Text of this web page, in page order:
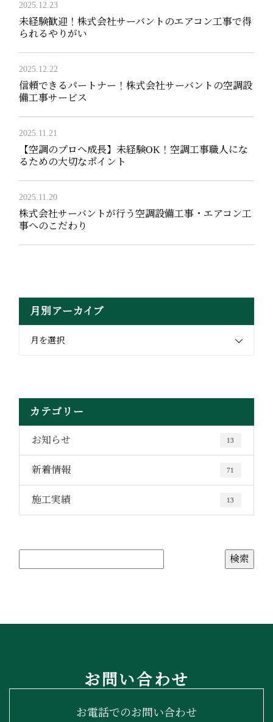
2025.12.23
未経験歓迎！株式会社サーバントのエアコン工事で得
られるやりがい
2025.12.22
信頼できるパートナー！株式会社サーバントの空調設
備工事サービス
2025.11.21
【空調のプロへ成長】未経験OK！空調工事職人にな
るための大切なポイント
2025.11.20
株式会社サーバントが行う空調設備工事・エアコン工
事へのこだわり
月別アーカイブ
月を選択
カテゴリー
お知らせ 13
新着情報 71
施工実績 13
お問い合わせ
お電話でのお問い合わせ